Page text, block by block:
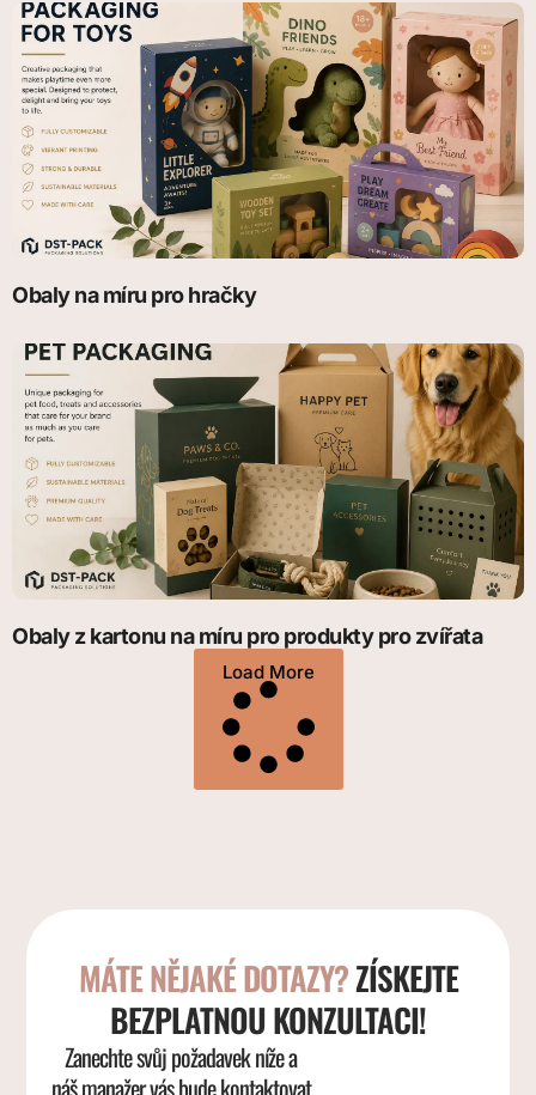
Obaly na míru pro hračky
Obaly z kartonu na míru pro produkty pro zvířata
Load More
MÁTE NĚJAKÉ DOTAZY?ZÍSKEJTE
BEZPLATNOU KONZULTACI!
Zanechte svůj požadavek níže a
náš manažer vás bude kontaktovat